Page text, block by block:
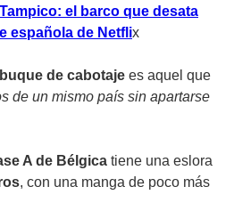
Tampico: el barco que desata
española de Netflix
buque de cabotaje es aquel que
de un mismo país sin apartarse
A de Bélgica tiene una eslora
, con una manga de poco más